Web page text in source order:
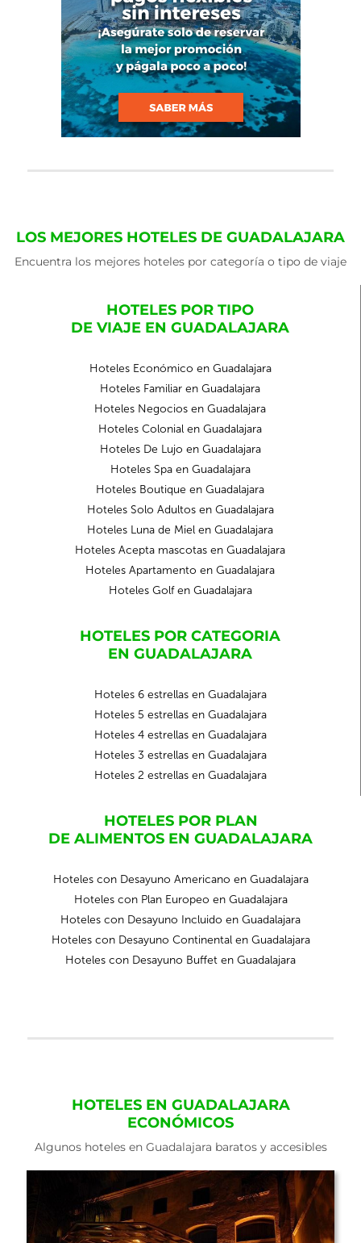
LOS MEJORES HOTELES DE GUADALAJARA
Encuentra los mejores hoteles por categoría o tipo de viaje
HOTELES POR TIPO
DE VIAJE EN GUADALAJARA
Hoteles Económico en Guadalajara
Hoteles Familiar en Guadalajara
Hoteles Negocios en Guadalajara
Hoteles Colonial en Guadalajara
Hoteles De Lujo en Guadalajara
Hoteles Spa en Guadalajara
Hoteles Boutique en Guadalajara
Hoteles Solo Adultos en Guadalajara
Hoteles Luna de Miel en Guadalajara
Hoteles Acepta mascotas en Guadalajara
Hoteles Apartamento en Guadalajara
Hoteles Golf en Guadalajara
HOTELES POR CATEGORIA
EN GUADALAJARA
Hoteles 6 estrellas en Guadalajara
Hoteles 5 estrellas en Guadalajara
Hoteles 4 estrellas en Guadalajara
Hoteles 3 estrellas en Guadalajara
Hoteles 2 estrellas en Guadalajara
HOTELES POR PLAN
DE ALIMENTOS EN GUADALAJARA
Hoteles con Desayuno Americano en Guadalajara
Hoteles con Plan Europeo en Guadalajara
Hoteles con Desayuno Incluido en Guadalajara
Hoteles con Desayuno Continental en Guadalajara
Hoteles con Desayuno Buffet en Guadalajara
HOTELES EN GUADALAJARA
ECONÓMICOS
Algunos hoteles en Guadalajara baratos y accesibles